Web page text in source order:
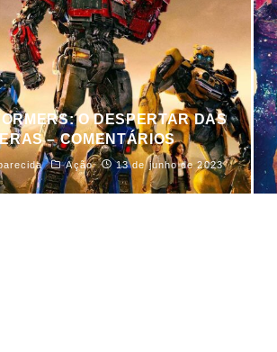
O DESPERTAR DAS
– COMENTÁRIOS
Ação 13 de junho de 2023